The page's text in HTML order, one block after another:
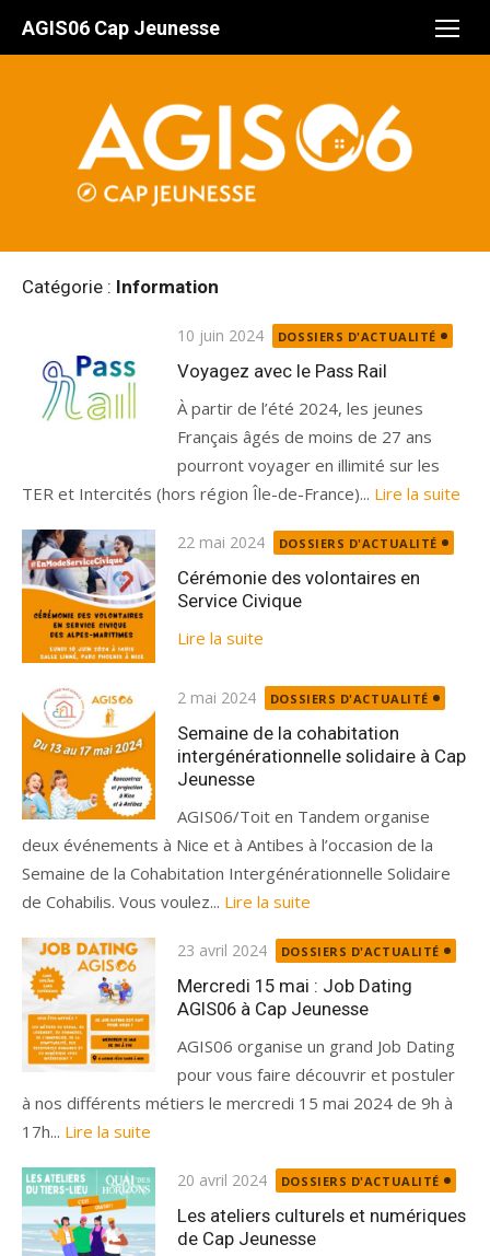
AGIS06 Cap Jeunesse
Catégorie : Information
Publié
le
10 juin 2024 DOSSIERS D'ACTUALITÉ
Voyagez avec le Pass Rail
À partir de l’été 2024, les jeunes
Français âgés de moins de 27 ans
pourront voyager en illimité sur les
TER et Intercités (hors région Île-de-France)... Lire la suite
Publié
le
22 mai 2024 DOSSIERS D'ACTUALITÉ
Cérémonie des volontaires en
Service Civique
Lire la suite
Publié
le
2 mai 2024 DOSSIERS D'ACTUALITÉ
Semaine de la cohabitation
intergénérationnelle solidaire à Cap
Jeunesse
AGIS06/Toit en Tandem organise
deux événements à Nice et à Antibes à l’occasion de la
Semaine de la Cohabitation Intergénérationnelle Solidaire
de Cohabilis. Vous voulez... Lire la suite
Publié
le
23 avril 2024 DOSSIERS D'ACTUALITÉ
Mercredi 15 mai : Job Dating
AGIS06 à Cap Jeunesse
AGIS06 organise un grand Job Dating
pour vous faire découvrir et postuler
à nos différents métiers le mercredi 15 mai 2024 de 9h à
17h... Lire la suite
Publié
le
20 avril 2024 DOSSIERS D'ACTUALITÉ
Les ateliers culturels et numériques
de Cap Jeunesse